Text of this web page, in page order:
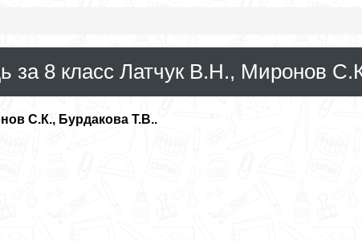
за 8 класс Латчук В.Н., Миронов
С.К., Бурдакова Т.В..